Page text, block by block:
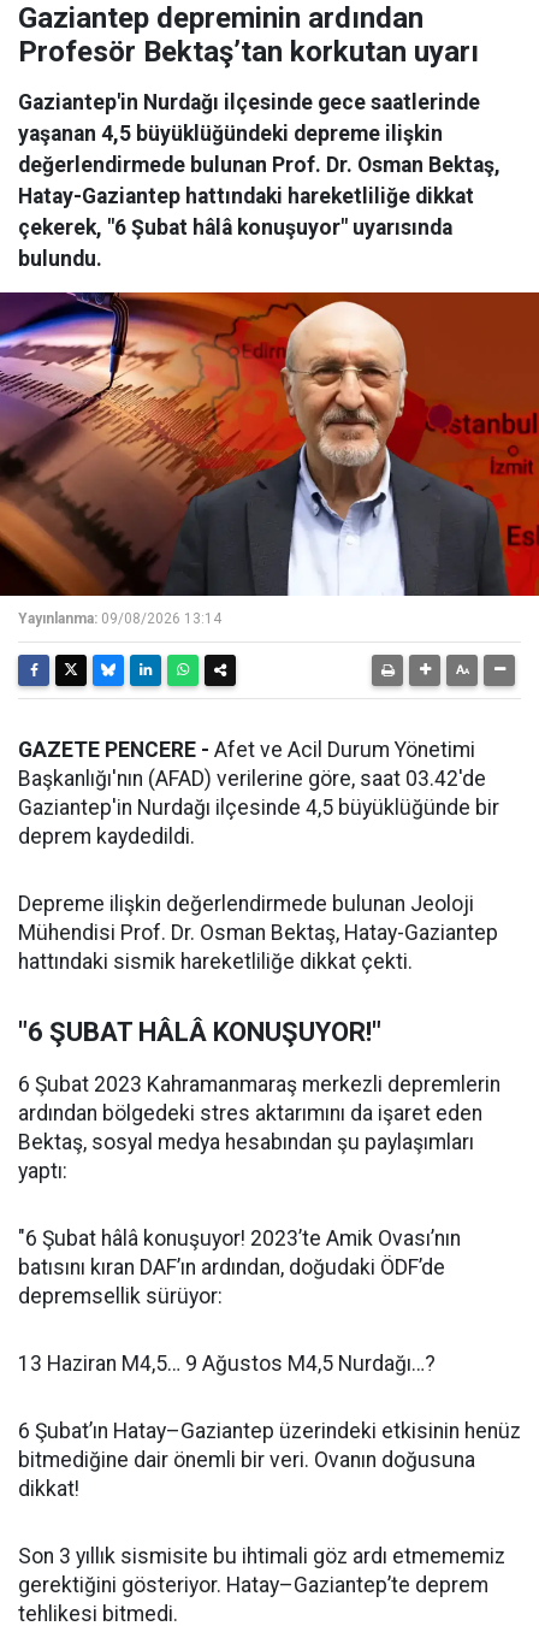
Gaziantep depreminin ardından
Profesör Bektaş’tan korkutan uyarı
Gaziantep'in Nurdağı ilçesinde gece saatlerinde
yaşanan 4,5 büyüklüğündeki depreme ilişkin
değerlendirmede bulunan Prof. Dr. Osman Bektaş,
Hatay-Gaziantep hattındaki hareketliliğe dikkat
çekerek, "6 Şubat hâlâ konuşuyor" uyarısında
bulundu.
Yayınlanma: 09/08/2026 13:14
GAZETE PENCERE - Afet ve Acil Durum Yönetimi
Başkanlığı'nın (AFAD) verilerine göre, saat 03.42'de
Gaziantep'in Nurdağı ilçesinde 4,5 büyüklüğünde bir
deprem kaydedildi.
Depreme ilişkin değerlendirmede bulunan Jeoloji
Mühendisi Prof. Dr. Osman Bektaş, Hatay-Gaziantep
hattındaki sismik hareketliliğe dikkat çekti.
"6 ŞUBAT HÂLÂ KONUŞUYOR!"
6 Şubat 2023 Kahramanmaraş merkezli depremlerin
ardından bölgedeki stres aktarımını da işaret eden
Bektaş, sosyal medya hesabından şu paylaşımları
yaptı:
"6 Şubat hâlâ konuşuyor! 2023’te Amik Ovası’nın
batısını kıran DAF’ın ardından, doğudaki ÖDF’de
depremsellik sürüyor:
13 Haziran M4,5… 9 Ağustos M4,5 Nurdağı…?
6 Şubat’ın Hatay–Gaziantep üzerindeki etkisinin henüz
bitmediğine dair önemli bir veri. Ovanın doğusuna
dikkat!
Son 3 yıllık sismisite bu ihtimali göz ardı etmememiz
gerektiğini gösteriyor. Hatay–Gaziantep’te deprem
tehlikesi bitmedi.